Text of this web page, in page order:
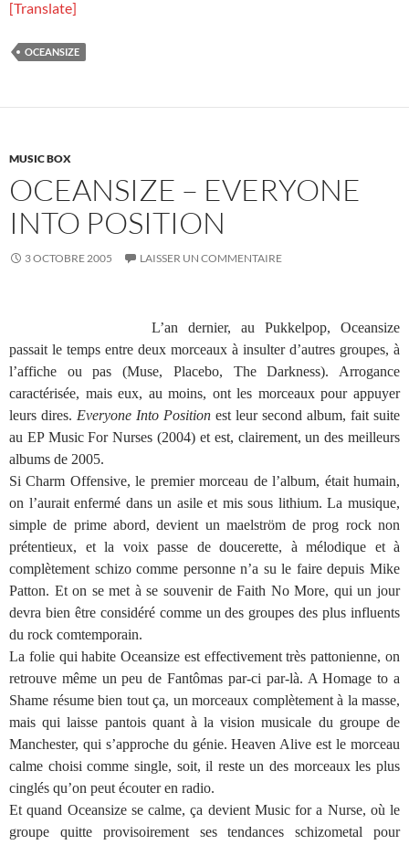
[Translate]
OCEANSIZE
MUSIC BOX
OCEANSIZE – EVERYONE
INTO POSITION
3 OCTOBRE 2005 LAISSER UN COMMENTAIRE
L’an dernier, au Pukkelpop, Oceansize
passait le temps entre deux morceaux à insulter d’autres groupes, à
l’affiche ou pas (Muse, Placebo, The Darkness). Arrogance
caractérisée, mais eux, au moins, ont les morceaux pour appuyer
leurs dires. Everyone Into Position est leur second album, fait suite
au EP Music For Nurses (2004) et est, clairement, un des meilleurs
albums de 2005.
Si Charm Offensive, le premier morceau de l’album, était humain,
on l’aurait enfermé dans un asile et mis sous lithium. La musique,
simple de prime abord, devient un maelström de prog rock non
prétentieux, et la voix passe de doucerette, à mélodique et à
complètement schizo comme personne n’a su le faire depuis Mike
Patton. Et on se met à se souvenir de Faith No More, qui un jour
devra bien être considéré comme un des groupes des plus influents
du rock comtemporain.
La folie qui habite Oceansize est effectivement très pattonienne, on
retrouve même un peu de Fantômas par-ci par-là. A Homage to a
Shame résume bien tout ça, un morceaux complètement à la masse,
mais qui laisse pantois quant à la vision musicale du groupe de
Manchester, qui s’approche du génie. Heaven Alive est le morceau
calme choisi comme single, soit, il reste un des morceaux les plus
cinglés qu’on peut écouter en radio.
Et quand Oceansize se calme, ça devient Music for a Nurse, où le
groupe quitte provisoirement ses tendances schizometal pour